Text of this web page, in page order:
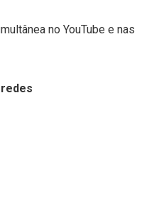
no YouTube e nas